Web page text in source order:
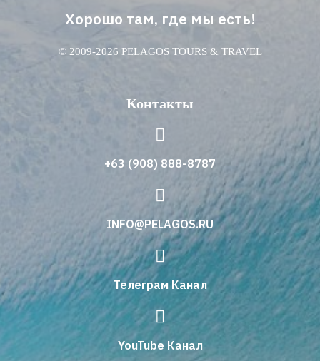
Хорошо там, где мы есть!
© 2009-2026 PELAGOS TOURS & TRAVEL
Контакты
+63 (908) 888-8787
INFO@PELAGOS.RU
Телеграм Канал
YouTube Канал